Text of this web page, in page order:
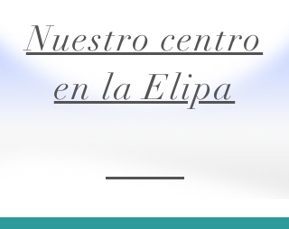
Nuestro centro
en la Elipa